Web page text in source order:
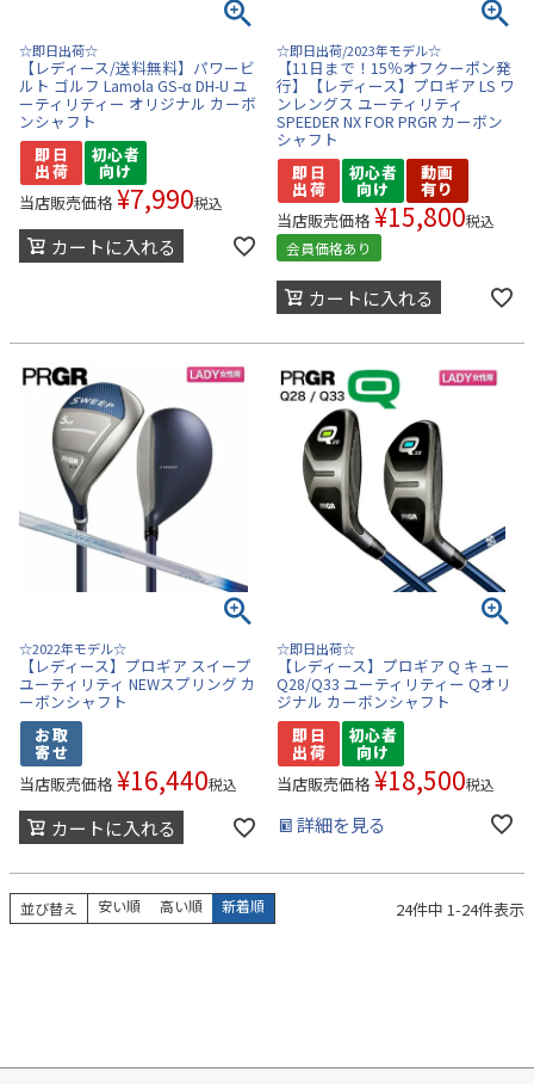
☆即日出荷☆
【レディース/送料無料】パワービ
ルト ゴルフ Lamola GS-α DH-U ユ
ーティリティー オリジナル カーボ
ンシャフト
当店販売価格 ¥7,990税込
カートに入れる
☆即日出荷/2023年モデル☆
【11日まで！15％オフクーポン発
行】【レディース】プロギア LS ワ
ンレングス ユーティリティ
SPEEDER NX FOR PRGR カーボン
シャフト
当店販売価格 ¥15,800税込
会員価格あり
カートに入れる
☆2022年モデル☆
【レディース】プロギア スイープ
ユーティリティ NEWスプリング カ
ーボンシャフト
当店販売価格 ¥16,440税込
カートに入れる
☆即日出荷☆
【レディース】プロギア Q キュー
Q28/Q33 ユーティリティー Qオリ
ジナル カーボンシャフト
当店販売価格 ¥18,500税込
詳細を見る
並び替え 安い順 高い順 新着順 24件中 1-24件表示